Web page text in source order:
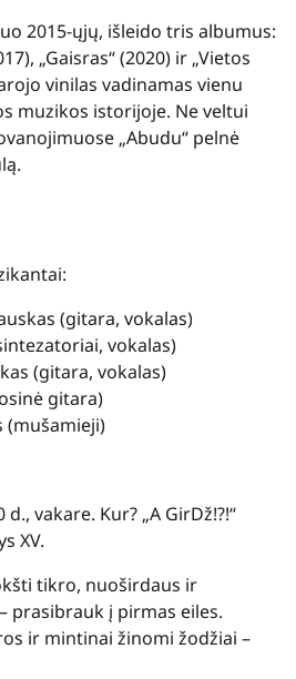
2015-ųjų, išleido tris albumus:
„Gaisras“ (2020) ir „Vietos
vinilas vadinamas vienu
muzikos istorijoje. Ne veltui
„Abudu“ pelnė
(gitara, vokalas)
vokalas)
(gitara, vokalas)
gitara)
(mušamieji)
vakare. Kur? „A GirDž!?!“
XV.
tikro, nuoširdaus ir
prasibrauk į pirmas eiles.
ir mintinai žinomi žodžiai –